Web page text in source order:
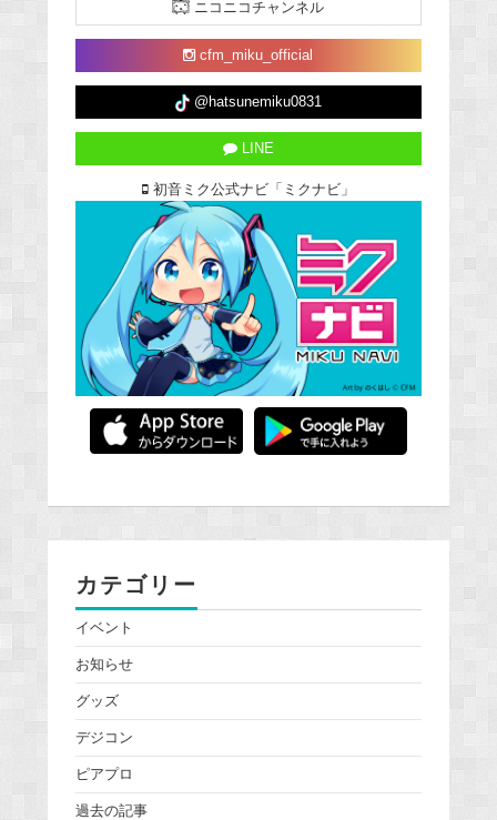
ニコニコチャンネル
cfm_miku_official
@hatsunemiku0831
LINE
初音ミク公式ナビ「ミクナビ」
カテゴリー
イベント
お知らせ
グッズ
デジコン
ピアプロ
過去の記事